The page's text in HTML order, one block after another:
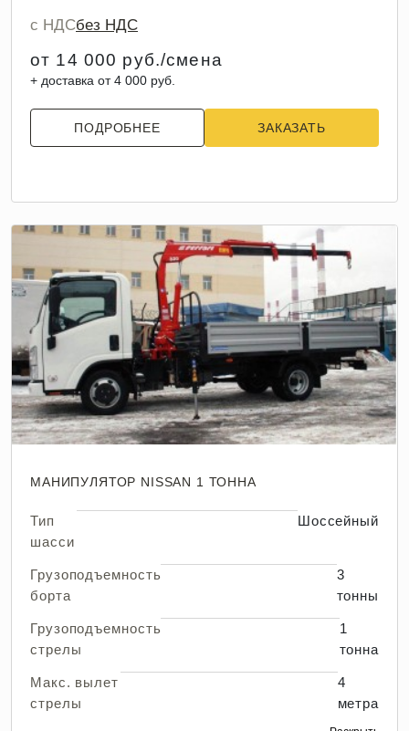
с НДСбез НДС
от 14 000 руб./смена
+ доставка от 4 000 руб.
ПОДРОБНЕЕ ЗАКАЗАТЬ
МАНИПУЛЯТОР NISSAN 1 ТОННА
Тип
шасси
Шоссейный
Грузоподъемность
борта
3
тонны
Грузоподъемность
стрелы
1
тонна
Макс. вылет
стрелы
4
метра